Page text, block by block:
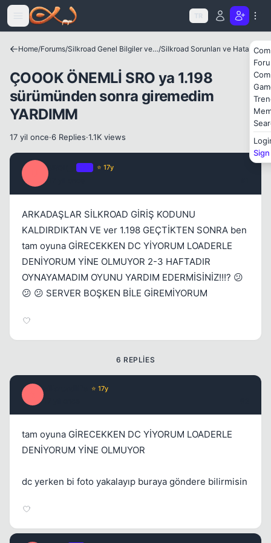
Icerige atla
TR
Home/Forums/ Silkroad Genel Bilgiler ve Update Bilgileri/Silkroad Sorunları ve Hataları
ÇOOOK ÖNEMLİ SRO ya 1.198
sürümünden sonra giremedim
YARDIMM
17 yil once·6 Replies·1.1K views
⭐ 17y
ARKADAŞLAR SİLKROAD GİRİŞ KODUNU
KALDIRDIKTAN VE ver 1.198 GEÇTİKTEN SONRA ben
tam oyuna GİRECEKKEN DC YİYORUM LOADERLE
DENİYORUM YİNE OLMUYOR 2-3 HAFTADIR
OYNAYAMADIM OYUNU YARDIM EDERMİSİNİZ!!!? 😕
😕 😕 SERVER BOŞKEN BİLE GİREMİYORUM
6 REPLIES
⭐ 17y
tam oyuna GİRECEKKEN DC YİYORUM LOADERLE
DENİYORUM YİNE OLMUYOR
dc yerken bi foto yakalayıp buraya göndere bilirmisin
Kapat